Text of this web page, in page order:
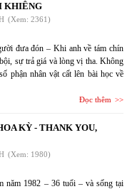
KHIÊNG
(Xem: 2361)
đưa đón – Khi anh về tám chín
sự trả giá và lòng vị tha. Không
phận nhân vật cất lên bài học về
Đọc thêm
KỲ - THANK YOU,
(Xem: 1980)
năm 1982 – 36 tuổi – và sống tại